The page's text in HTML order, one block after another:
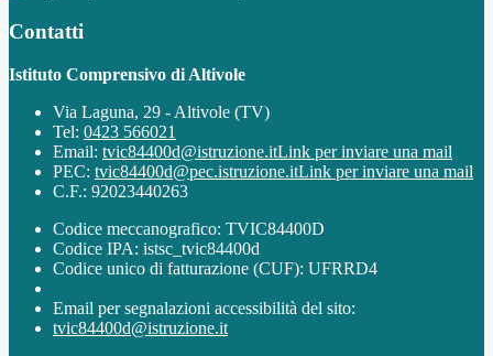
Contatti
Istituto Comprensivo di Altivole
Via Laguna, 29 - Altivole (TV)
Tel: 0423 566021
Email: tvic84400d@istruzione.itLink per inviare una mail
PEC: tvic84400d@pec.istruzione.itLink per inviare una mail
C.F.: 92023440263
Codice meccanografico: TVIC84400D
Codice IPA: istsc_tvic84400d
Codice unico di fatturazione (CUF): UFRRD4
Email per segnalazioni accessibilità del sito:
tvic84400d@istruzione.it